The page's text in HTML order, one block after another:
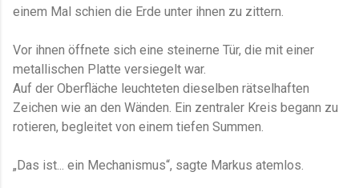
einem Mal schien die Erde unter ihnen zu zittern.
Vor ihnen öffnete sich eine steinerne Tür, die mit einer
metallischen Platte versiegelt war.
Auf der Oberfläche leuchteten dieselben rätselhaften
Zeichen wie an den Wänden. Ein zentraler Kreis begann zu
rotieren, begleitet von einem tiefen Summen.
„Das ist... ein Mechanismus“, sagte Markus atemlos.